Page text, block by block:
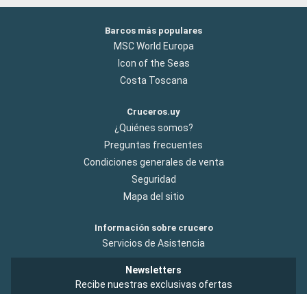
Barcos más populares
MSC World Europa
Icon of the Seas
Costa Toscana
Cruceros.uy
¿Quiénes somos?
Preguntas frecuentes
Condiciones generales de venta
Seguridad
Mapa del sitio
Información sobre crucero
Servicios de Asistencia
Newsletters
Recibe nuestras exclusivas ofertas